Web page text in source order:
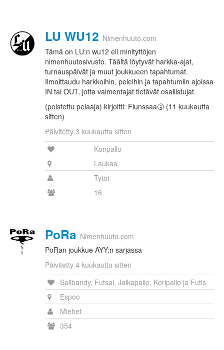
LU WU12 Nimenhuuto.com
Tämä on LU:n wu12 eli minityttöjen
nimenhuutosivusto. Täältä löytyvät harkka-ajat,
turnauspäivät ja muut joukkueen tapahtumat.
Ilmoittaudu harkkoihin, peleihin ja tapahtumiin ajoissa
IN tai OUT, jotta valmentajat tietävät osallistujat.
(poistettu pelaaja) kirjoitti: Flunssaa🤧 (11 kuukautta
sitten)
Päivitetty 3 kuukautta sitten
Koripallo
Laukaa
Tytöt
16
PoRa Nimenhuuto.com
PoRan joukkue AYY:n sarjassa
Päivitetty 4 kuukautta sitten
Salibandy, Futsal, Jalkapallo, Koripallo ja Futis
Espoo
Miehet
354